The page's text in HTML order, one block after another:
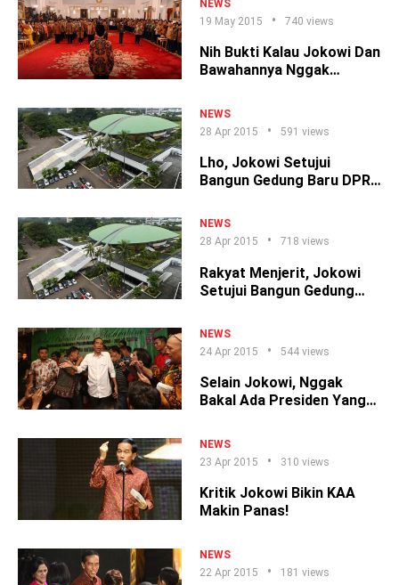
NEWS
19 May 2015
740 views
Nih Bukti Kalau Jokowi Dan
Bawahannya Nggak
NEWS
28 Apr 2015
591 views
Lho, Jokowi Setujui
Bangun Gedung Baru DPR,
NEWS
28 Apr 2015
718 views
Rakyat Menjerit, Jokowi
Setujui Bangun Gedung
NEWS
24 Apr 2015
544 views
Selain Jokowi, Nggak
Bakal Ada Presiden Yang
NEWS
23 Apr 2015
310 views
Kritik Jokowi Bikin KAA
Makin Panas!
NEWS
22 Apr 2015
181 views